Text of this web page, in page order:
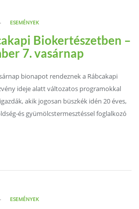
ESEMÉNYEK
Biokertészetben –
7. vasárnap
bionapot rendeznek a Rábcakapi
ideje alatt változatos programokkal
akik jogosan büszkék idén 20 éves,
és gyümölcstermesztéssel foglalkozó
ESEMÉNYEK